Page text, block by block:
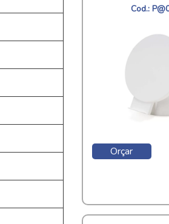
Cod.:
Orçar